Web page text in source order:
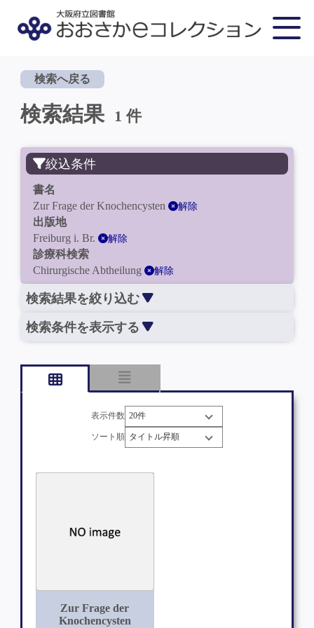
検索へ戻る
検索結果 1 件
絞込条件
書名
Zur Frage der Knochencysten
解除
出版地
Freiburg i. Br.
解除
診療科検索
Chirurgische Abtheilung
解除
検索結果を絞り込む
検索条件を表示する
表示件数
ソート順
Zur Frage der
Knochencysten